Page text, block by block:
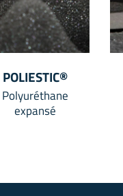
POLIESTIC®
Polyuréthane
expansé